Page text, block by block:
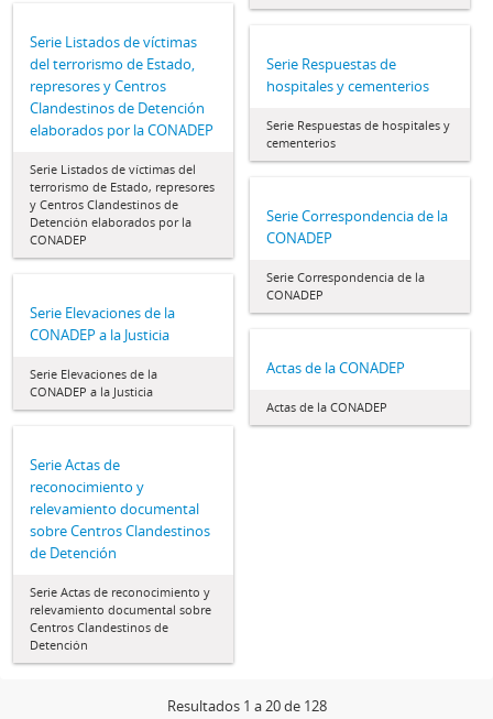
Serie Listados de víctimas
del terrorismo de Estado,
represores y Centros
Clandestinos de Detención
elaborados por la CONADEP
Serie Listados de víctimas del
terrorismo de Estado, represores
y Centros Clandestinos de
Detención elaborados por la
CONADEP
Serie Respuestas de
hospitales y cementerios
Serie Respuestas de hospitales y
cementerios
Serie Correspondencia de la
CONADEP
Serie Correspondencia de la
CONADEP
Serie Elevaciones de la
CONADEP a la Justicia
Serie Elevaciones de la
CONADEP a la Justicia
Actas de la CONADEP
Actas de la CONADEP
Serie Actas de
reconocimiento y
relevamiento documental
sobre Centros Clandestinos
de Detención
Serie Actas de reconocimiento y
relevamiento documental sobre
Centros Clandestinos de
Detención
Resultados 1 a 20 de 128